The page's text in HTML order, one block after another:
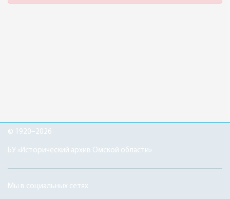
© 1920–2026
БУ «Исторический архив Омской области»
Мы в социальных сетях